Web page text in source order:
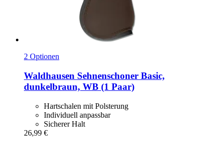
2 Optionen
Waldhausen Sehnenschoner Basic,
dunkelbraun, WB (1 Paar)
Hartschalen mit Polsterung
Individuell anpassbar
Sicherer Halt
26,99 €